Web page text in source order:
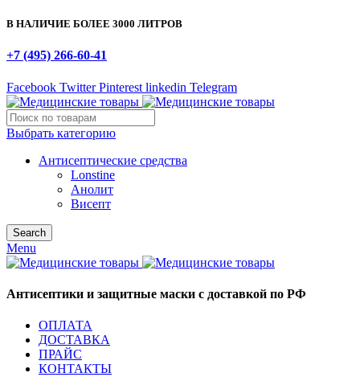
В НАЛИЧИЕ БОЛЕЕ 3000 ЛИТРОВ
+7 (495) 266-60-41
Facebook Twitter Pinterest linkedin Telegram
Выбрать категорию
Антисептические средства
Lonstine
Анолит
Висепт
Search
Menu
Антисептики и защитные маски с доставкой по РФ
ОПЛАТА
ДОСТАВКА
ПРАЙС
КОНТАКТЫ